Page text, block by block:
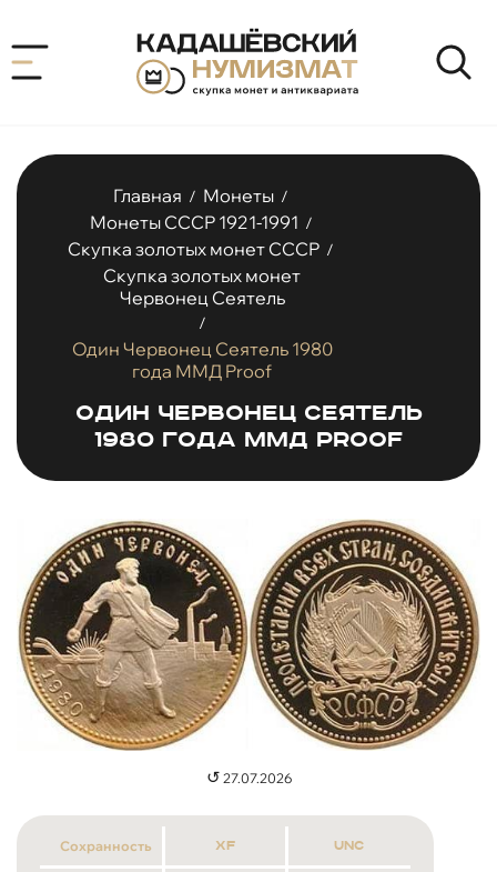
Главная / Монеты /
Монеты СССР 1921-1991 /
Скупка золотых монет СССР /
Скупка золотых монет
Червонец Сеятель
/
Один Червонец Сеятель 1980
года ММД Proof
Один Червонец Сеятель
1980 года ММД Proof
↺ 27.07.2026
Сохранность xf unc